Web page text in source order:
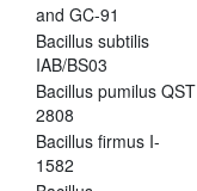
and GC-91
Bacillus subtilis
IAB/BS03
Bacillus pumilus QST
2808
Bacillus firmus I-
1582